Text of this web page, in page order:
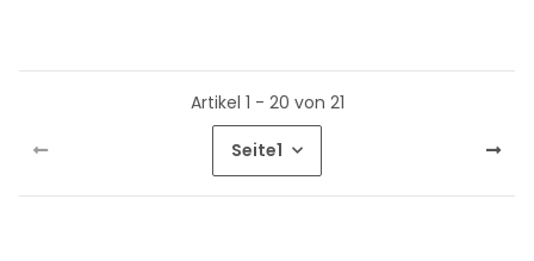
Artikel 1 - 20 von 21
Seite1